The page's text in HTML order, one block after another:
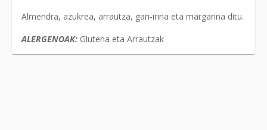
Link
Almendra, azukrea, arrautza, gari-irina eta margarina ditu.
ALERGENOAK: Glutena eta Arrautzak